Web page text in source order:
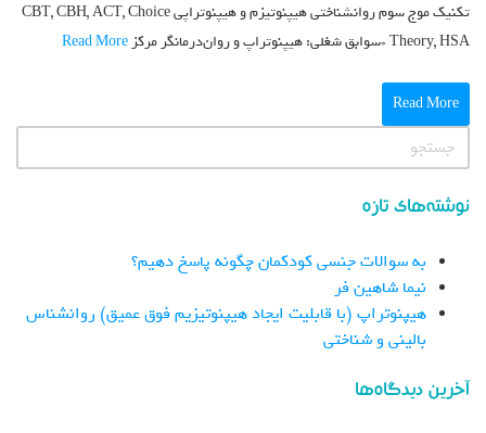
تکنیک موج سوم روانشناختی هیپنوتیزم و هیپنوتراپی CBT, CBH, ACT, Choice
Theory, HSA *سوابق شغلی: هیپنوتراپ و روان‌درمانگر مرکز
Read More
Read More
نوشته‌های تازه
به سوالات جنسی کودکمان چگونه پاسخ دهیم؟
نیما شاهین فر
هیپنوتراپ (با قابلیت ایجاد هیپنوتیزیم فوق عمیق) روانشناس
بالینی و شناختی
آخرین دیدگاه‌ها